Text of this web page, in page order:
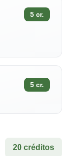
5 cr.
5 cr.
20 créditos